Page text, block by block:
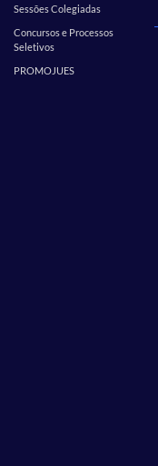
Sessões Colegiadas
Concursos e Processos
Seletivos
PROMOJUES